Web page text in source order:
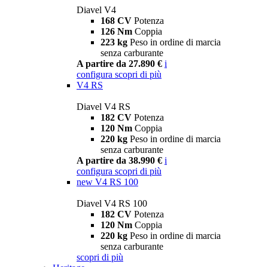
Diavel V4
168 CV Potenza
126 Nm Coppia
223 kg Peso in ordine di marcia
senza carburante
A partire da 27.890 € i
configura scopri di più
V4 RS
Diavel V4 RS
182 CV Potenza
120 Nm Coppia
220 kg Peso in ordine di marcia
senza carburante
A partire da 38.990 € i
configura scopri di più
new V4 RS 100
Diavel V4 RS 100
182 CV Potenza
120 Nm Coppia
220 kg Peso in ordine di marcia
senza carburante
scopri di più